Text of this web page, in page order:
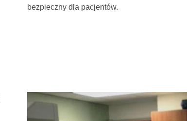
bezpieczny dla pacjentów.